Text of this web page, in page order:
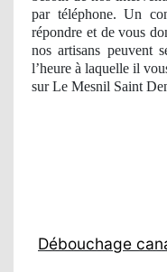
par téléphone. Un
répondre et de vous
nos artisans peuvent
l’heure à laquelle il
sur Le Mesnil Saint
Débouchage